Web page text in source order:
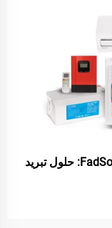
الدليل النهائي لأنظمة التكييف الشمسية FadSol: حلول تبريد